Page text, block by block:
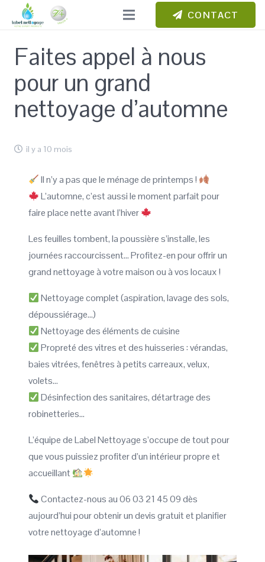
CONTACT
Faites appel à nous
pour un grand
nettoyage d’automne
il y a 10 mois
Il n’y a pas que le ménage de printemps !
L’automne, c’est aussi le moment parfait pour
faire place nette avant l’hiver
Les feuilles tombent, la poussière s’installe, les
journées raccourcissent… Profitez-en pour offrir un
grand nettoyage à votre maison ou à vos locaux !
Nettoyage complet (aspiration, lavage des sols,
dépoussiérage…)
Nettoyage des éléments de cuisine
Propreté des vitres et des huisseries : vérandas,
baies vitrées, fenêtres à petits carreaux, velux,
volets…
Désinfection des sanitaires, détartrage des
robinetteries…
L’équipe de Label Nettoyage s’occupe de tout pour
que vous puissiez profiter d’un intérieur propre et
accueillant
Contactez-nous au 06 03 21 45 09 dès
aujourd’hui pour obtenir un devis gratuit et planifier
votre nettoyage d’automne !